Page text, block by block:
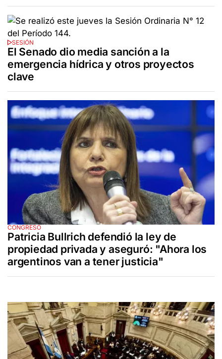
SESIÓN
El Senado dio media sanción a la
emergencia hídrica y otros proyectos
clave
CONGRESO
Patricia Bullrich defendió la ley de
propiedad privada y aseguró: "Ahora los
argentinos van a tener justicia"